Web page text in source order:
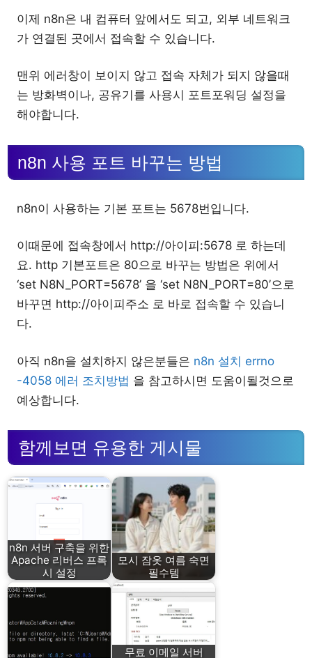
이제 n8n은 내 컴퓨터 앞에서도 되고, 외부 네트워크
가 연결된 곳에서 접속할 수 있습니다.
맨위 에러창이 보이지 않고 접속 자체가 되지 않을때
는 방화벽이나, 공유기를 사용시 포트포워딩 설정을
해야합니다.
n8n 사용 포트 바꾸는 방법
n8n이 사용하는 기본 포트는 5678번입니다.
이때문에 접속창에서 http://아이피:5678 로 하는데
요. http 기본포트은 80으로 바꾸는 방법은 위에서
‘set N8N_PORT=5678’ 을 ‘set N8N_PORT=80’으로
바꾸면 http://아이피주소 로 바로 접속할 수 있습니
다.
아직 n8n을 설치하지 않은분들은 n8n 설치 errno
-4058 에러 조치방법 을 참고하시면 도움이될것으로
예상합니다.
함께보면 유용한 게시물
n8n 서버 구축을 위한
Apache 리버스 프록
시 설정
모시 잠옷 여름 숙면
필수템
무료 이메일 서버